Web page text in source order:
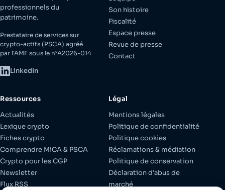
professionnels du
patrimoine.
Prestataire de services sur
crypto-actifs (PSCA) agréé
par l'AMF sous le n°A2026-014
LinkedIn
Son histoire
Fiscalité
Espace presse
Revue de presse
Contact
Ressources
Actualités
Lexique crypto
Fiches crypto
Comprendre MiCA & PSCA
Crypto pour les CGP
Newsletter
Flux RSS
Légal
Mentions légales
Politique de confidentialité
Politique cookies
Réclamations & médiation
Politique de conservation
Déclaration d'abus de
marché